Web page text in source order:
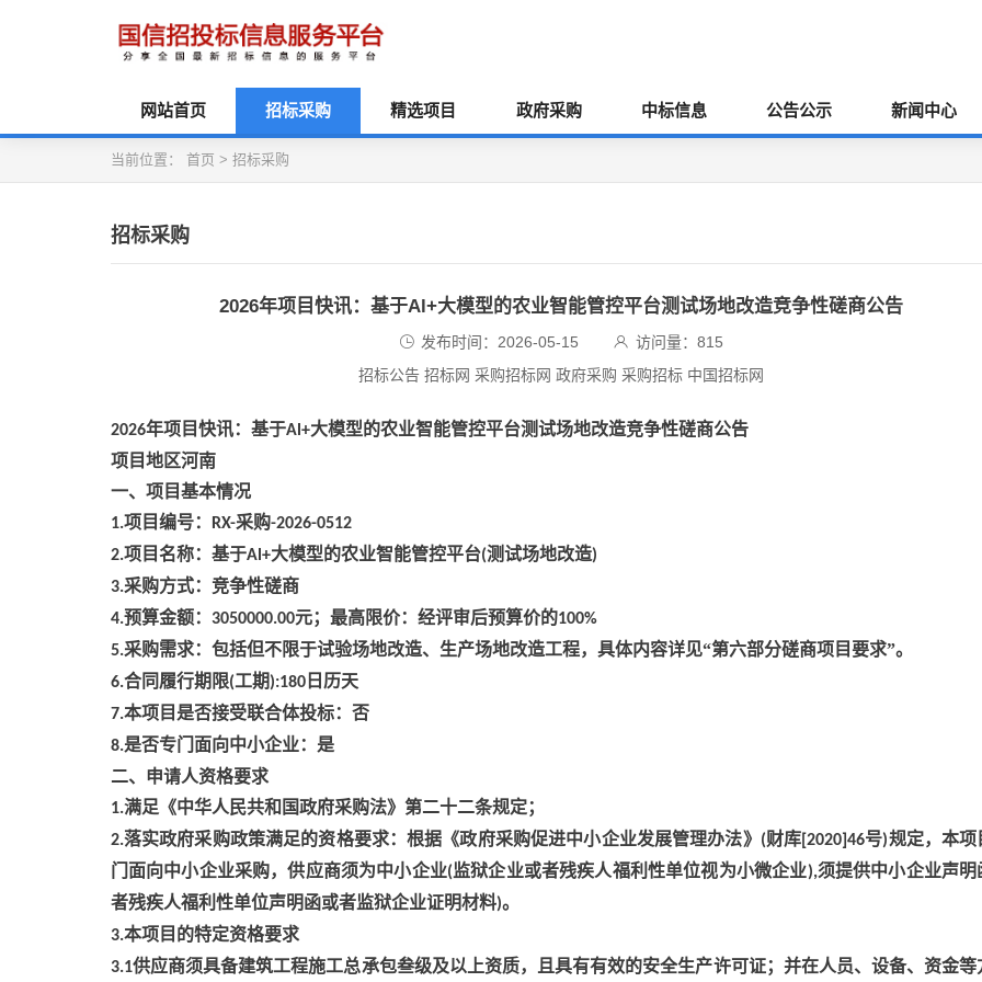
网站首页 招标采购 精选项目 政府采购 中标信息 公告公示 新闻中心
当前位置： 首页 > 招标采购
招标采购
2026年项目快讯：基于Al+大模型的农业智能管控平台测试场地改造竞争性磋商公告
发布时间：2026-05-15 访问量：815
招标公告 招标网 采购招标网 政府采购 采购招标 中国招标网
2026年项目快讯：基于Al+大模型的农业智能管控平台测试场地改造竞争性磋商公告
项目地区河南
一、项目基本情况
1.项目编号： RX-采购-2026-0512
2.项目名称：基于Al+大模型的农业智能管控平台(测试场地改造)
3.采购方式：竞争性磋商
4.预算金额： 3050000.00元；最高限价：经评审后预算价的100%
5.采购需求：包括但不限于试验场地改造、生产场地改造工程，具体内容详见“第六部分磋商项目要求”。
6.合同履行期限(工期):180日历天
7.本项目是否接受联合体投标：否
8.是否专门面向中小企业：是
二、申请人资格要求
1.满足《中华人民共和国政府采购法》第二十二条规定；
2.落实政府采购政策满足的资格要求：根据《政府采购促进中小企业发展管理办法》 (财库 [2020]46号)规定，本项
门面向中小企业采购，供应商须为中小企业(监狱企业或者残疾人福利性单位视为小微企业),须提供中小企业声明
者残疾人福利性单位声明函或者监狱企业证明材料)。
3.本项目的特定资格要求
3.1供应商须具备建筑工程施工总承包叁级及以上资质，且具有有效的安全生产许可证；并在人员、设备、资金等